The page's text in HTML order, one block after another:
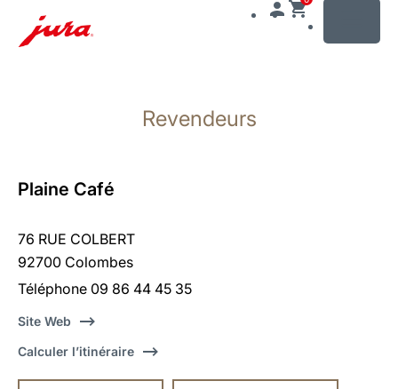
recherche
Revendeurs
Plaine Café
76 RUE COLBERT
92700 Colombes
Téléphone 09 86 44 45 35
Site Web
Calculer l’itinéraire